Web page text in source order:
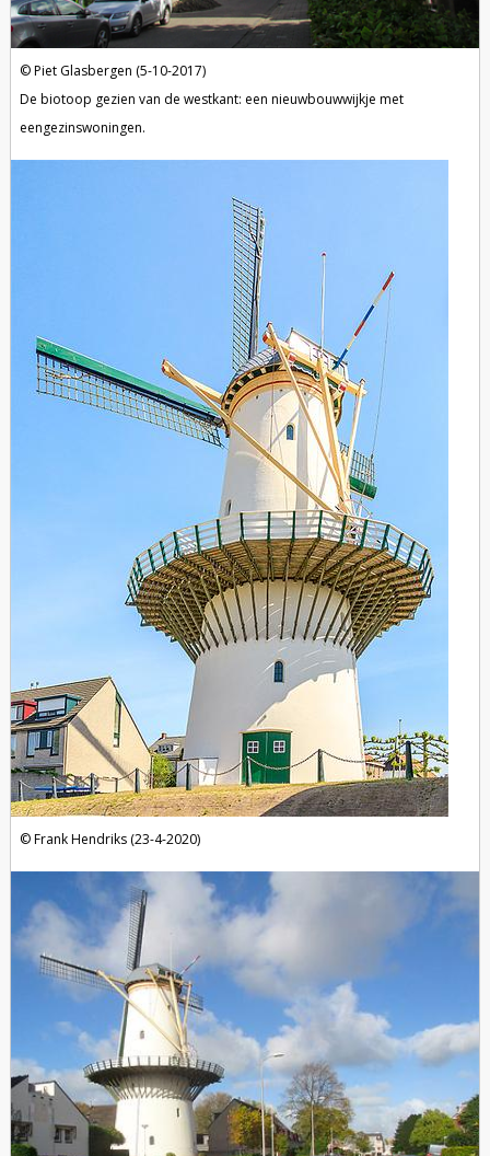
Piet Glasbergen (5-10-2017)
De biotoop gezien van de westkant: een nieuwbouwwijkje met
eengezinswoningen.
Frank Hendriks (23-4-2020)